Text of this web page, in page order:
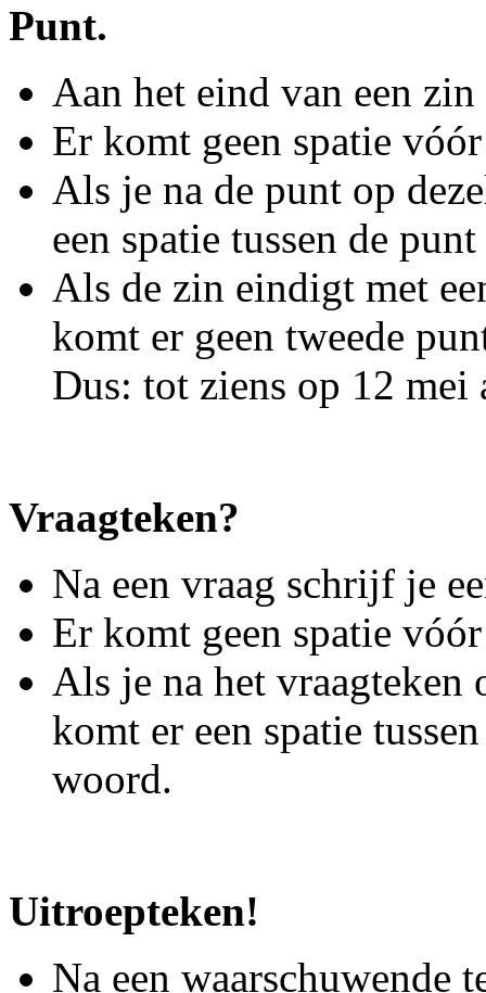
Punt.
Aan het eind van een
Er komt geen spatie
Als je na de punt op
een spatie tussen de
Als de zin eindigt met
komt er geen tweede
Dus: tot ziens op 12 mei
Vraagteken?
Na een vraag schrijf je
Er komt geen spatie
Als je na het vraagteken
komt er een spatie
woord.
Uitroepteken!
Na een waarschuwende